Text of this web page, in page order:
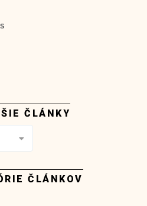
ČLÁNKY
ČLÁNKOV